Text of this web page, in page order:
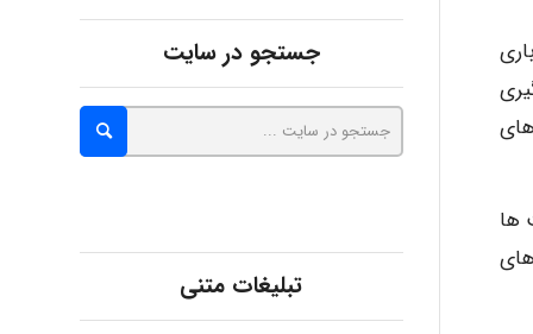
ها
Chehri
amir
جستجو در سایت
تبلیغات متنی